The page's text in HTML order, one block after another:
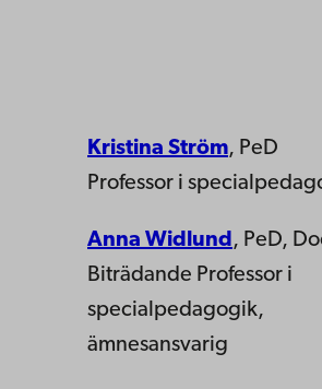
Kristina Ström, PeD
Professor i
Anna Widlund, PeD,
Biträdande Professor i
specialpedagogik,
ämnesansvarig